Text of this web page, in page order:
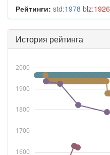
Рейтинги: std:1978 blz:1926
История рейтинга
1600
1700
1800
1900
2000